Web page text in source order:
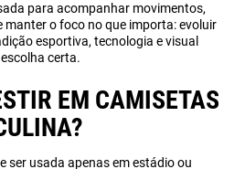
para acompanhar movimentos,
manter o foco no que importa: evoluir
esportiva, tecnologia e visual
certa.
EM CAMISETAS
ser usada apenas em estádio ou